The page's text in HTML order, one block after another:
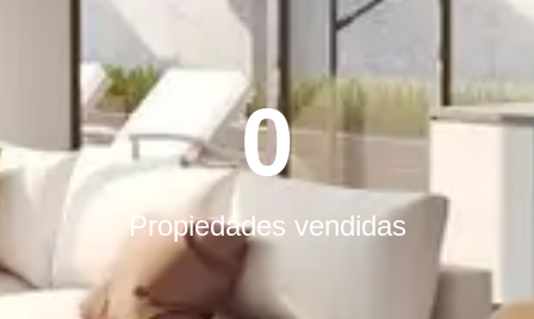
Propiedades vendidas
0